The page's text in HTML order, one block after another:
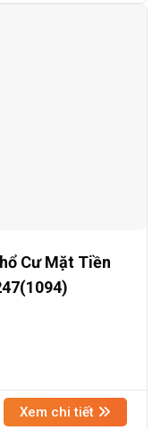
Cư Mặt Tiền
Xem chi tiết